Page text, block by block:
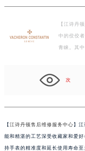
【江诗丹
中的佼佼
青睐。其
次
【江诗丹顿售后维修服务中心】
能和精湛的工艺深受收藏家和爱
持手表的精准度和延长使用寿命